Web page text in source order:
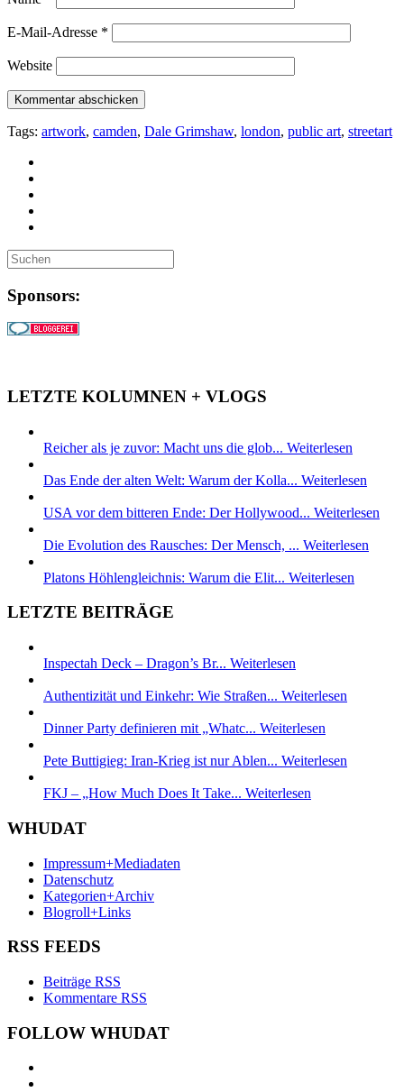
E-Mail-Adresse *
Website
Tags: artwork, camden, Dale Grimshaw, london, public art, streetart
Sponsors:
LETZTE KOLUMNEN + VLOGS
Reicher als je zuvor: Macht uns die glob... Weiterlesen
Das Ende der alten Welt: Warum der Kolla... Weiterlesen
USA vor dem bitteren Ende: Der Hollywood... Weiterlesen
Die Evolution des Rausches: Der Mensch, ... Weiterlesen
Platons Höhlengleichnis: Warum die Elit... Weiterlesen
LETZTE BEITRÄGE
Inspectah Deck – Dragon’s Br... Weiterlesen
Authentizität und Einkehr: Wie Straßen... Weiterlesen
Dinner Party definieren mit „Whatc... Weiterlesen
Pete Buttigieg: Iran-Krieg ist nur Ablen... Weiterlesen
FKJ – „How Much Does It Take... Weiterlesen
WHUDAT
Impressum+Mediadaten
Datenschutz
Kategorien+Archiv
Blogroll+Links
RSS FEEDS
Beiträge RSS
Kommentare RSS
FOLLOW WHUDAT